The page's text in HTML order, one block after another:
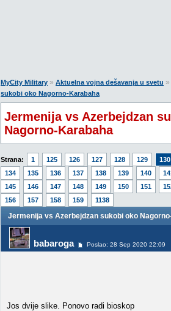
MyCity Military » Aktuelna vojna dešavanja u svetu »
sukobi oko Nagorno-Karabaha
Jermenija vs Azerbejdzan
Nagorno-Karabaha
Strana: 1 125 126 127 128 129 130
134
135 136 137 138 139 140
145
146 147 148 149 150 151
156
157 158 159 1138
Jermenija vs Azerbejdzan sukobi oko
babaroga Poslao: 28 Sep 2020 22:09
Jos dvije slike. Ponovo radi bioskop